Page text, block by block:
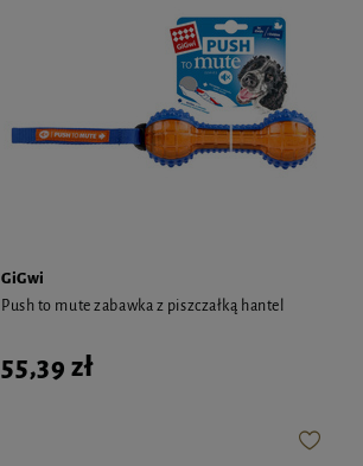
GiGwi
Push to mute zabawka z piszczałką hantel
55,39 zł